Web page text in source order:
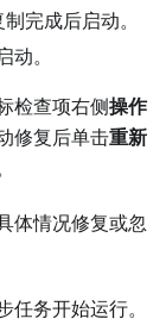
制完成后启动。
动。
检查项右侧操作
修复后单击重新
体情况修复或忽
任务开始运行。